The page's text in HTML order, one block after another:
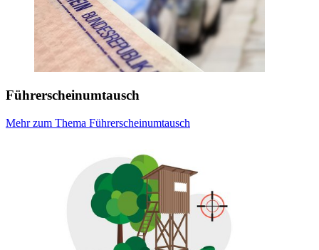
Führerscheinumtausch
Mehr zum Thema Führerscheinumtausch